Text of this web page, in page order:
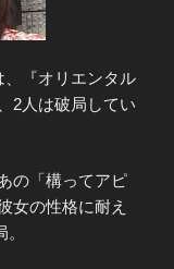
、『オリエンタル
2人は破局してい
の「構ってアピ
女の性格に耐え